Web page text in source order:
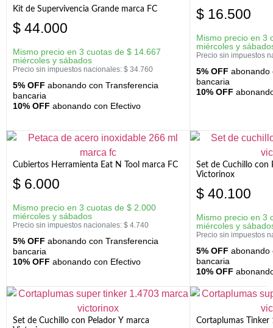
Kit de Supervivencia Grande marca FC
$ 44.000
Mismo precio en 3 cuotas de $ 14.667
miércoles y sábados
Precio sin impuestos nacionales: $ 34.760
5% OFF abonando con Transferencia
bancaria
10% OFF abonando con Efectivo
$ 16.500
Mismo precio en 3
miércoles y
Precio sin impuestos
5% OFF abonando
bancaria
10% OFF
Cubiertos Herramienta Eat N Tool marca FC
$ 6.000
Mismo precio en 3 cuotas de $ 2.000
miércoles y sábados
Precio sin impuestos nacionales: $ 4.740
5% OFF abonando con Transferencia
bancaria
10% OFF abonando con Efectivo
Set de Cuchillo con
Victorinox
$ 40.100
Mismo precio en 3
miércoles y
Precio sin impuestos
5% OFF abonando
bancaria
10% OFF
Set de Cuchillo con Pelador Y marca
Cortaplumas